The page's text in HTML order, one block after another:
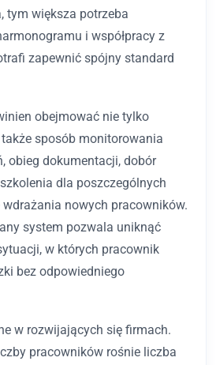
tym większa potrzeba
i współpracy z
zapewnić spójny standard
obejmować nie tylko
sposób monitorowania
obieg dokumentacji, dobór
dla poszczególnych
nowych pracowników.
system pozwala uniknąć
w których pracownik
bez odpowiedniego
w rozwijających się firmach.
pracowników rośnie liczba